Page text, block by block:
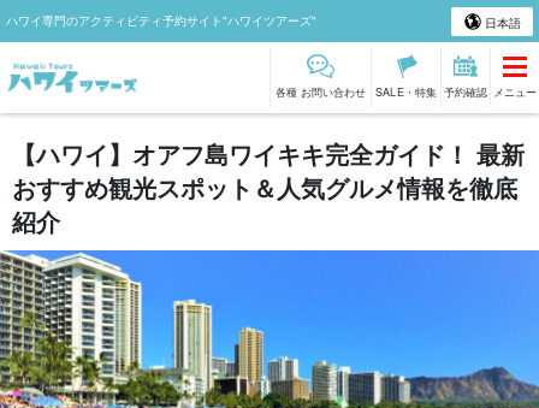
ハワイ専門のアクティビティ予約サイト"ハワイツアーズ" 日本語
各種 お問い合わせ SALE・特集 予約確認 メニュー
【ハワイ】オアフ島ワイキキ完全ガイド！ 最新
おすすめ観光スポット＆人気グルメ情報を徹底
紹介